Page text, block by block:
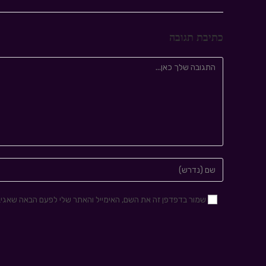
כתיבת תגובה
שמור בדפדפן זה את השם, האימייל והאתר שלי לפעם הבאה